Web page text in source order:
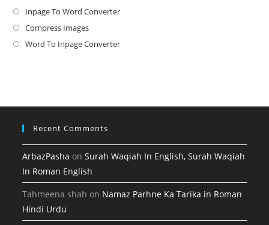
in
new
Inpage To Word ConverterOpens
a
Compress ImagesOpens
in
Word To Inpage ConverterOpens
tab
Recent Comments
ArbazPasha onSurah Waqiah In English, Surah Waqiah
In Roman English
Tahmeena shah on Namaz Parhne Ka Tarika in Roman
Hindi Urdu